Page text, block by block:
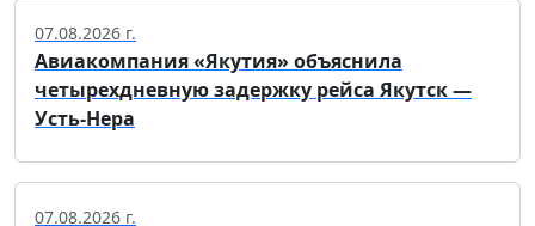
07.08.2026 г.
Авиакомпания «Якутия» объяснила
четырехдневную задержку рейса Якутск —
Усть-Нера
07.08.2026 г.